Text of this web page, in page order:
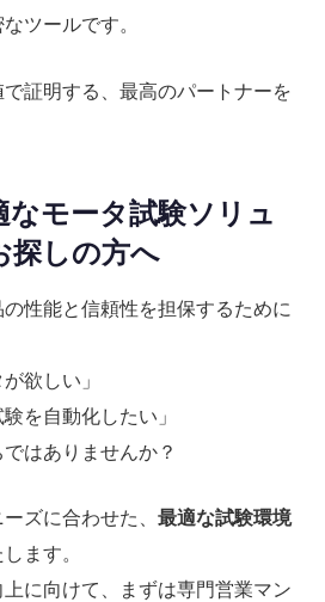
ツールです。
証明する、最高のパートナーを
なモータ試験ソリュ
探しの方へ
性能と信頼性を担保するために
欲しい」
を自動化したい」
はありませんか？
ズに合わせた、 最適な試験環境
ます。
に向けて、まずは専門営業マン